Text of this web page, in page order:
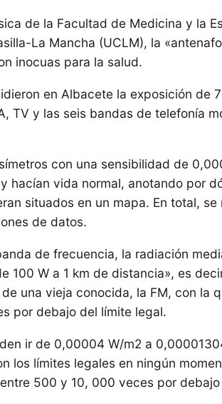
de la Facultad de Medicina y la
La Mancha (UCLM), la
inocuas para la salud.
en Albacete la exposición de
TV y las seis bandas de telefonía
con una sensibilidad de
hacían vida normal, anotando por
situados en un mapa. En total,
de datos.
de frecuencia, la radiación
100 W a 1 km de distancia», es
una vieja conocida, la FM, con la
por debajo del límite legal.
ir de 0,00004 W/m2 a
los límites legales en ningún
500 y 10, 000 veces por